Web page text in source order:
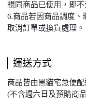
視同商品已使用，即不
6.商品若因商品調度、
取消訂單或換貨處理。
運送方式
商品皆由黑貓宅急便
(不含週六日及預購商